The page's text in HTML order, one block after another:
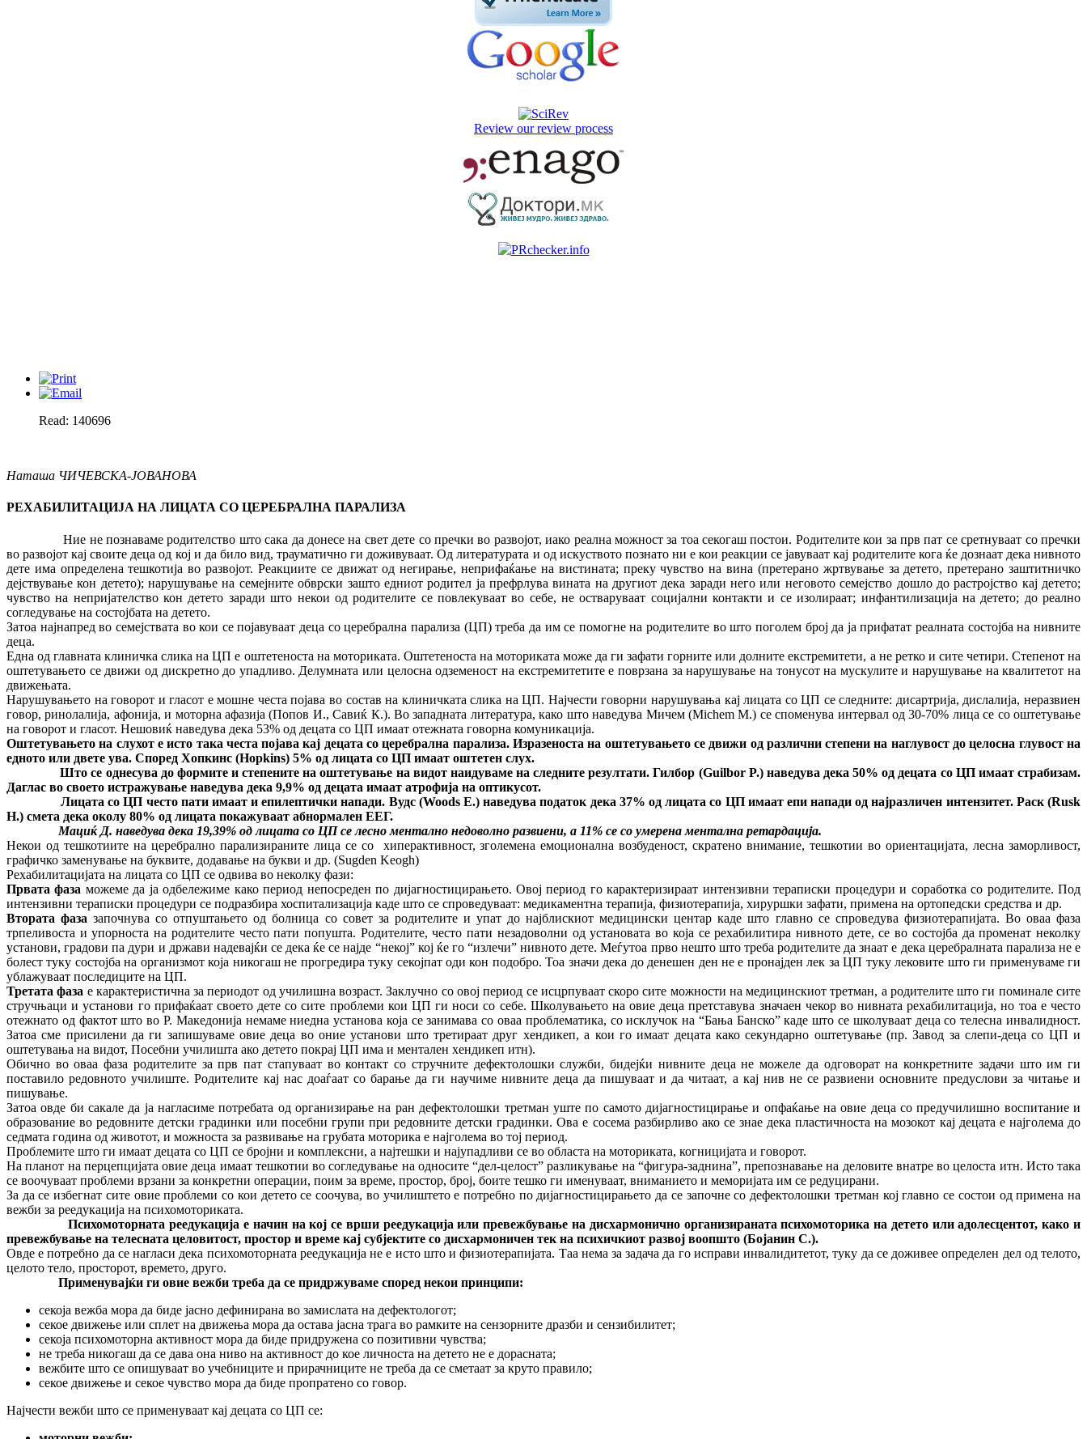
Review our review process
Read: 140696
Наташа ЧИЧЕВСКА-ЈОВАНОВА
РЕХАБИЛИТАЦИЈА НА ЛИЦАТА СО ЦЕРЕБРАЛНА ПАРАЛИЗА
Ние не познаваме родителство што сака да донесе на свет дете со пречки во развојот, иако реална можност за тоа секогаш постои. Родителите кои за прв пат се сретнуваат со пречки
во развојот кај своите деца од кој и да било вид, трауматично ги доживуваат. Од литературата и од искуството познато ни е кои реакции се јавуваат кај родителите кога ќе дознаат дека нивното
дете има определена тешкотија во развојот. Реакциите се движат од негирање, неприфаќање на вистината; преку чувство на вина (претерано жртвување за детето, претерано заштитничко
дејствување кон детето); нарушување на семејните обврски зашто едниот родител ја префрлува вината на другиот дека заради него или неговото семејство дошло до растројство кај детето;
чувство на непријателство кон детето заради што некои од родителите се повлекуваат во себе, не остваруваат социјални контакти и се изолираат; инфантилизација на детето; до реално
согледување на состојбата на детето.
Затоа најнапред во семејствата во кои се појавуваат деца со церебрална парализа (ЦП) треба да им се помогне на родителите во што поголем број да ја прифатат реалната состојба на нивните
деца.
Една од главната клиничка слика на ЦП е оштетеноста на моториката. Оштетеноста на моториката може да ги зафати горните или долните екстремитети, а не ретко и сите четири. Степенот на
оштетувањето се движи од дискретно до упадливо. Делумната или целосна одземеност на екстремитетите е поврзана за нарушување на тонусот на мускулите и нарушување на квалитетот на
движењата.
Нарушувањето на говорот и гласот е мошне честа појава во состав на клиничката слика на ЦП. Најчести говорни нарушувања кај лицата со ЦП се следните: дисартрија, дислалија, неразвиен
говор, ринолалија, афонија, и моторна афазија (Попов И., Савиќ К.). Во западната литература, како што наведува Мичем (Michem M.) се споменува интервал од 30-70% лица се со оштетување
на говорот и гласот. Нешовиќ наведува дека 53% од децата со ЦП имаат отежната говорна комуникација.
Оштетувањето на слухот е исто така честа појава кај децата со церебрална парализа. Изразеноста на оштетувањето се движи од различни степени на наглувост до целосна глувост на
едното или двете ува. Според Хопкинс (Hopkins) 5% од лицата со ЦП имаат оштетен слух.
Што се однесува до формите и степените на оштетување на видот наидуваме на следните резултати. Гилбор (Guilbor P.)наведува дека 50% од децата со ЦП имаат страбизам.
Даглас во своето истражување наведува дека 9,9% од децата имаат атрофија на оптикусот.
Лицата со ЦП често пати имаат и епилептички напади. Вудс (Woods E.) наведува податок дека 37% од лицата со ЦП имаат епи напади од најразличен интензитет. Раск (Rusk
H.) смета дека околу 80% од лицата покажуваат абнормален ЕЕГ.
Мациќ Д. наведува дека 19,39% од лицата со ЦП се лесно ментално недоволно развиени, а 11% се со умерена ментална ретардација.
Некои од тешкотиите на церебрално парализираните лица се со хиперактивност, зголемена емоционална возбуденост, скратено внимание, тешкотии во ориентацијата, лесна заморливост,
графичко заменување на буквите, додавање на букви и др. (Sugden Keogh)
Рехабилитацијата на лицата со ЦП се одвива во неколку фази:
Првата фаза можеме да ја одбележиме како период непосреден по дијагностицирањето. Овој период го карактеризираат интензивни тераписки процедури и соработка со родителите. Под
интензивни тераписки процедури се подразбира хоспитализација каде што се спроведуваат: медикаментна терапија, физиотерапија, хируршки зафати, примена на ортопедски средства и др.
Втората фаза започнува со отпуштањето од болница со совет за родителите и упат до најблискиот медицински центар каде што главно се спроведува физиотерапијата. Во оваа фаза
трпеливоста и упорноста на родителите често пати попушта. Родителите, често пати незадоволни од установата во која се рехабилитира нивното дете, се во состојба да променат неколку
установи, градови па дури и држави надевајќи се дека ќе се најде “некој” кој ќе го “излечи” нивното дете. Меѓутоа прво нешто што треба родителите да знаат е дека церебралната парализа не е
болест туку состојба на организмот која никогаш не прогредира туку секојпат оди кон подобро. Тоа значи дека до денешен ден не е пронајден лек за ЦП туку лековите што ги применуваме ги
ублажуваат последиците на ЦП.
Третата фаза е карактеристична за периодот од училишна возраст. Заклучно со овој период се исцрпуваат скоро сите можности на медицинскиот третман, а родителите што ги поминале сите
стручњаци и установи го прифаќаат своето дете со сите проблеми кои ЦП ги носи со себе. Школувањето на овие деца претставува значаен чекор во нивната рехабилитација, но тоа е често
отежнато од фактот што во Р. Македонија немаме ниедна установа која се занимава со оваа проблематика, со исклучок на “Бања Банско” каде што се школуваат деца со телесна инвалидност.
Затоа сме присилени да ги запишуваме овие деца во оние установи што третираат друг хендикеп, а кои го имаат децата како секундарно оштетување (пр. Завод за слепи-деца со ЦП и
оштетувања на видот, Посебни училишта ако детето покрај ЦП има и ментален хендикеп итн).
Обично во оваа фаза родителите за прв пат стапуваат во контакт со стручните дефектолошки служби, бидејќи нивните деца не можеле да одговорат на конкретните задачи што им ги
поставило редовното училиште. Родителите кај нас доаѓаат со барање да ги научиме нивните деца да пишуваат и да читаат, а кај нив не се развиени основните предуслови за читање и
пишување.
Затоа овде би сакале да ја нагласиме потребата од организирање на ран дефектолошки третман уште по самото дијагностицирање и опфаќање на овие деца со предучилишно воспитание и
образование во редовните детски градинки или посебни групи при редовните детски градинки. Ова е сосема разбирливо ако се знае дека пластичноста на мозокот кај децата е најголема до
седмата година од животот, и можноста за развивање на грубата моторика е најголема во тој период.
Проблемите што ги имаат децата со ЦП се бројни и комплексни, а најтешки и најупадливи се во областа на моториката, когницијата и говорот.
На планот на перцепцијата овие деца имаат тешкотии во согледување на односите “дел-целост” разликување на “фигура-заднина”, препознавање на деловите внатре во целоста итн. Исто така
се воочуваат проблеми врзани за конкретни операции, поим за време, простор, број, боите тешко ги именуваат, вниманието и меморијата им се редуцирани.
За да се избегнат сите овие проблеми со кои детето се соочува, во училиштето е потребно по дијагностицирањето да се започне со дефектолошки третман кој главно се состои од примена на
вежби за реедукација на психомоториката.
Психомоторната реедукација е начин на кој се врши реедукација или превежбување на дисхармонично организираната психомоторика на детето или адолесцентот, како и
превежбување на телесната целовитост, простор и време кај субјектите со дисхармоничен тек на психичкиот развој воопшто (Бојанин С.).
Овде е потребно да се нагласи дека психомоторната реедукација не е исто што и физиотерапијата. Таа нема за задача да го исправи инвалидитетот, туку да се доживее определен дел од телото,
целото тело, просторот, времето, друго.
Применувајќи ги овие вежби треба да се придржуваме според некои принципи:
секоја вежба мора да биде јасно дефинирана во замислата на дефектологот;
секое движење или сплет на движења мора да остава јасна трага во рамките на сензорните дразби и сензибилитет;
секоја психомоторна активност мора да биде придружена со позитивни чувства;
не треба никогаш да се дава она ниво на активност до кое личноста на детето не е дорасната;
вежбите што се опишуваат во учебниците и прирачниците не треба да се сметаат за круто правило;
секое движење и секое чувство мора да биде пропратено со говор.
Најчести вежби што се применуваат кај децата со ЦП се: